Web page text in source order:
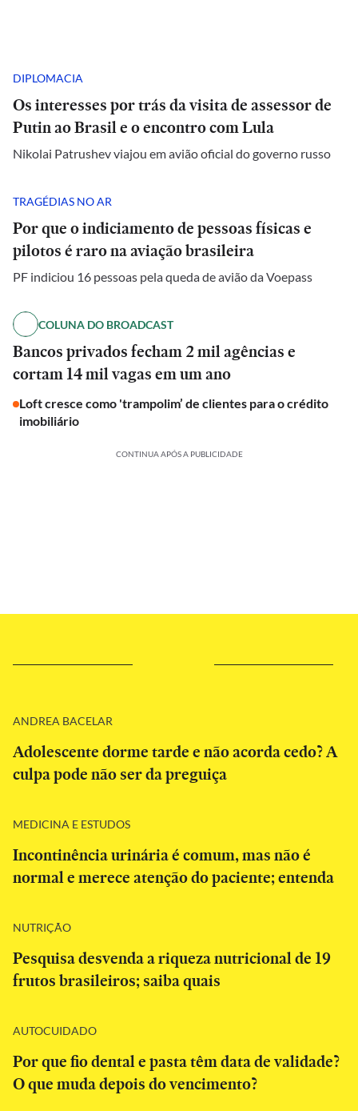
DIPLOMACIA
Os interesses por trás da visita de assessor de
Putin ao Brasil e o encontro com Lula
Nikolai Patrushev viajou em avião oficial do governo russo
TRAGÉDIAS NO AR
Por que o indiciamento de pessoas físicas e
pilotos é raro na aviação brasileira
PF indiciou 16 pessoas pela queda de avião da Voepass
COLUNA DO BROADCAST
Bancos privados fecham 2 mil agências e
cortam 14 mil vagas em um ano
Loft cresce como 'trampolim’ de clientes para o crédito
imobiliário
CONTINUA APÓS A PUBLICIDADE
ANDREA BACELAR
Adolescente dorme tarde e não acorda cedo? A
culpa pode não ser da preguiça
MEDICINA E ESTUDOS
Incontinência urinária é comum, mas não é
normal e merece atenção do paciente; entenda
NUTRIÇÃO
Pesquisa desvenda a riqueza nutricional de 19
frutos brasileiros; saiba quais
AUTOCUIDADO
Por que fio dental e pasta têm data de validade?
O que muda depois do vencimento?